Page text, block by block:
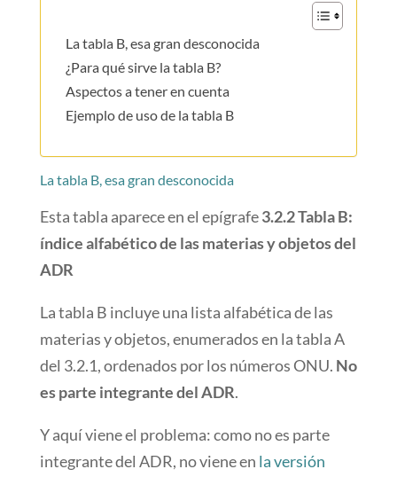
La tabla B, esa gran desconocida
¿Para qué sirve la tabla B?
Aspectos a tener en cuenta
Ejemplo de uso de la tabla B
La tabla B, esa gran desconocida
Esta tabla aparece en el epígrafe3.2.2 Tabla B:
índice alfabético de las materias y objetos del
ADR
La tabla B incluye una lista alfabética de las
materias y objetos, enumerados en la tabla A
del 3.2.1, ordenados por los números ONU. No
es parte integrante del ADR.
Y aquí viene el problema: como no es parte
integrante del ADR, no viene en la versión